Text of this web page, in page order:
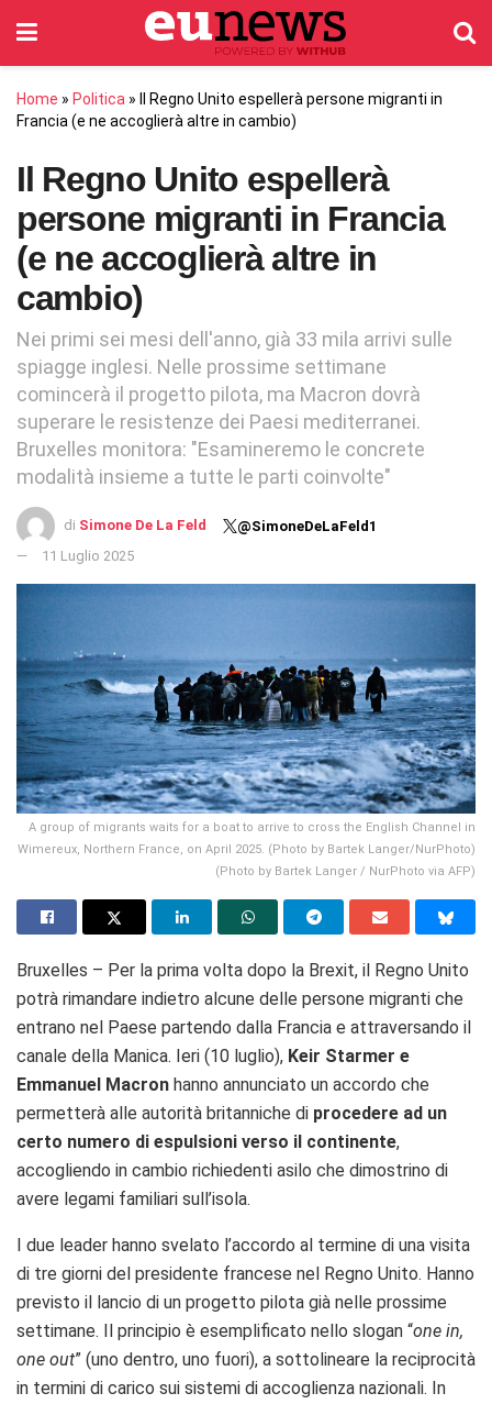
Home » Politica »
Il Regno Unito espellerà persone migranti in
Francia (e ne accoglierà altre in cambio)
Il Regno Unito espellerà
persone migranti in Francia
(e ne accoglierà altre in
cambio)
Nei primi sei mesi dell'anno, già 33 mila arrivi sulle
spiagge inglesi. Nelle prossime settimane
comincerà il progetto pilota, ma Macron dovrà
superare le resistenze dei Paesi mediterranei.
Bruxelles monitora: "Esamineremo le concrete
modalità insieme a tutte le parti coinvolte"
di Simone De La Feld
@SimoneDeLaFeld1
11 Luglio 2025
A group of migrants waits for a boat to arrive to cross the English Channel in
Wimereux, Northern France, on April 2025. (Photo by Bartek Langer/NurPhoto)
(Photo by Bartek Langer / NurPhoto via AFP)
Bruxelles – Per la prima volta dopo la Brexit, il Regno Unito
potrà rimandare indietro alcune delle persone migranti che
entrano nel Paese partendo dalla Francia e attraversando il
canale della Manica. Ieri (10 luglio), Keir Starmer e
Emmanuel Macron hanno annunciato un accordo che
permetterà alle autorità britanniche di procedere ad un
certo numero di espulsioni verso il continente,
accogliendo in cambio richiedenti asilo che dimostrino di
avere legami familiari sull’isola.
I due leader hanno svelato l’accordo al termine di una visita
di tre giorni del presidente francese nel Regno Unito. Hanno
previsto il lancio di un progetto pilota già nelle prossime
settimane. Il principio è esemplificato nello slogan “one in,
one out” (uno dentro, uno fuori), a sottolineare la reciprocità
in termini di carico sui sistemi di accoglienza nazionali. In